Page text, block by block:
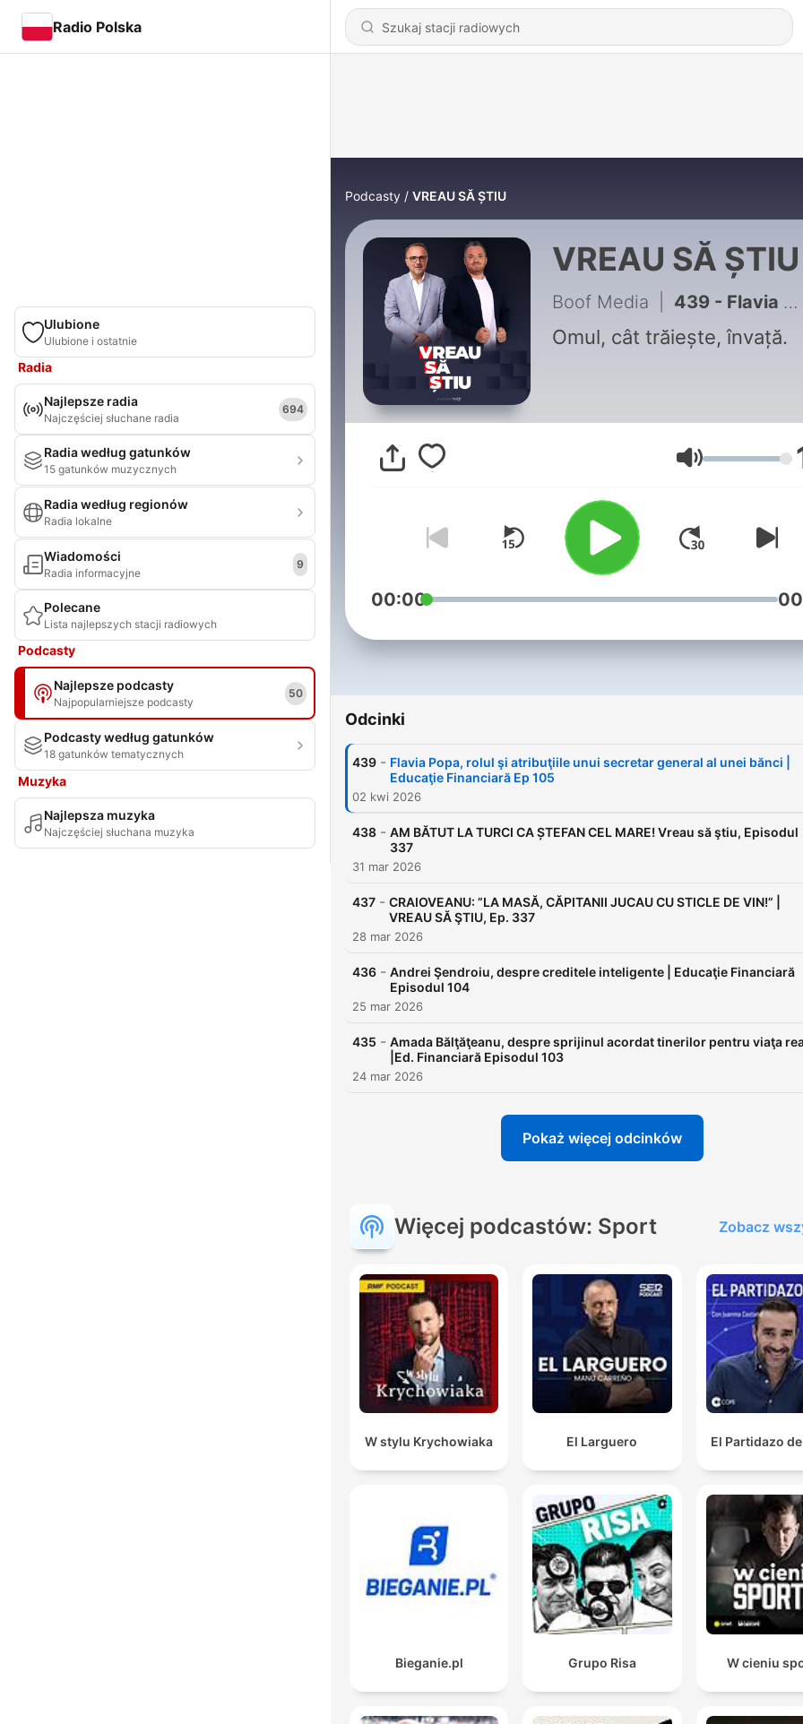
Radio Polska
Ulubione
Ulubione i ostatnie
Radia
Najlepsze radia
Najczęściej słuchane radia
694
Radia według gatunków
15 gatunków muzycznych
Radia według regionów
Radia lokalne
Wiadomości
Radia informacyjne
9
Polecane
Lista najlepszych stacji radiowych
Podcasty
Najlepsze podcasty
Najpopularniejsze podcasty
50
Podcasty według gatunków
18 gatunków tematycznych
Muzyka
Najlepsza muzyka
Najczęściej słuchana muzyka
Podcasty VREAU SĂ ȘTIU
VREAU SĂ ȘTIU
Boof Media 439 - Flavia Popa, rolul şi atribuţiile unui secretar general al unei bănci | Educaţie Financiară Ep 105
Omul, cât trăiește, învață.
Głośność
00:00
Odcinki
439 - Flavia Popa, rolul şi atribuţiile unui secretar general al unei bănci |
Educaţie Financiară Ep 105
02 kwi 2026
438 - AM BĂTUT LA TURCI CA ȘTEFAN CEL MARE! Vreau să ştiu, Episodul
337
31 mar 2026
437 - CRAIOVEANU: ”LA MASĂ, CĂPITANII JUCAU CU STICLE DE VIN!” |
VREAU SĂ ŞTIU, Ep. 337
28 mar 2026
436 - Andrei Şendroiu, despre creditele inteligente | Educaţie Financiară
Episodul 104
25 mar 2026
435 - Amada Bălţăţeanu, despre sprijinul acordat tinerilor pentru viaţa
|Ed. Financiară Episodul 103
24 mar 2026
Pokaż więcej odcinków
Więcej podcastów: Sport Zobacz
W stylu Krychowiaka El Larguero El Partidazo de
Bieganie.pl Grupo Risa W cieniu